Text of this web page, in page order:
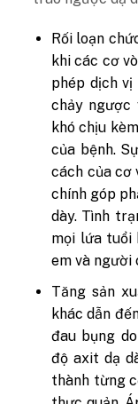
Rối loạn
khi các cơ
phép dịch
chảy ngược
khó chịu
của bệnh.
cách của cơ
chính góp
dày. Tình
mọi lứa tuổi
em và người
Tăng sản
khác dẫn
đau bụng
độ axit dạ
thành từng